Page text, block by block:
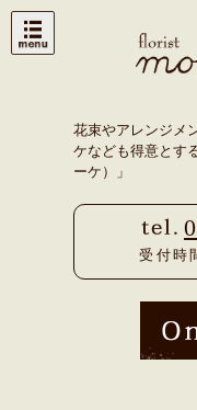
Skip
花束やアレンジメ
ケなども得意とす
ーケ）」
受付時